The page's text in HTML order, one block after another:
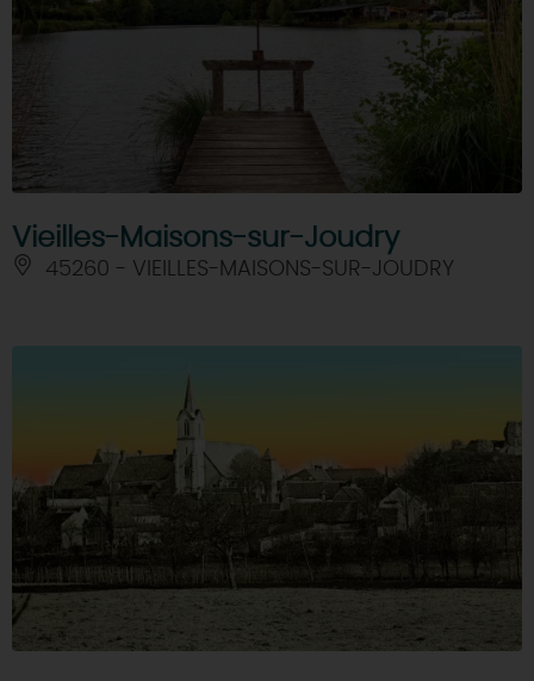
Vieilles-Maisons-sur-Joudry
45260 - VIEILLES-MAISONS-SUR-JOUDRY